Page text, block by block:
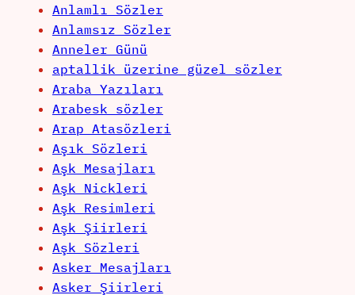
Anlamlı Sözler
Anlamsız Sözler
Anneler Günü
aptallik üzerine güzel sözler
Araba Yazıları
Arabesk sözler
Arap Atasözleri
Aşık Sözleri
Aşk Mesajları
Aşk Nickleri
Aşk Resimleri
Aşk Şiirleri
Aşk Sözleri
Asker Mesajları
Asker Şiirleri